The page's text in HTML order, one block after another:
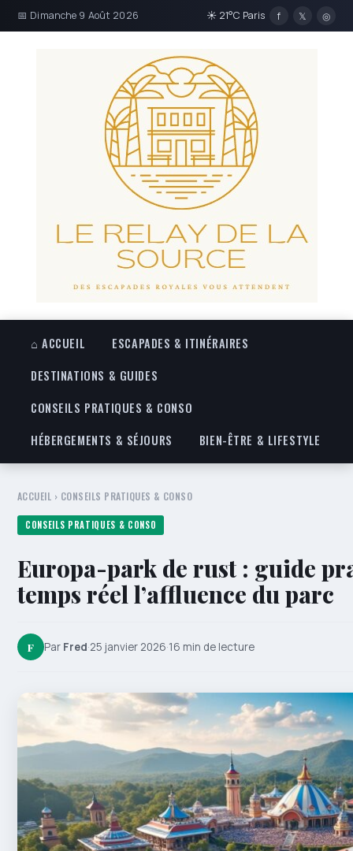
📅 Dimanche 9 Août 2026 ☀ 21°C Paris f 𝕏 ◎
⌂ ACCUEIL
ESCAPADES & ITINÉRAIRES
DESTINATIONS & GUIDES
CONSEILS PRATIQUES & CONSO
HÉBERGEMENTS & SÉJOURS
BIEN-ÊTRE & LIFESTYLE
ACCUEIL › CONSEILS PRATIQUES & CONSO
CONSEILS PRATIQUES & CONSO
Europa-park de rust : guide
temps réel l’affluence du parc
F Par Fred·25 janvier 2026·16 min de lecture